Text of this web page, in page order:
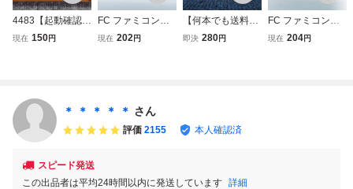
4483【起動確認済
み】 FC パチ夫く
現在 150円
FC ファミコンソ
フト パチ夫くん４
現在 202円
【何本でも送料23
0円！出品多数】
即決 280円
FC ファミコンソ
フト パチ夫くん３
現在 204円
＊ ＊ ＊ ＊ ＊ さん
評価 2155 本人確認済
スピード発送
この出品者は平均24時間以内に発送しています 詳細